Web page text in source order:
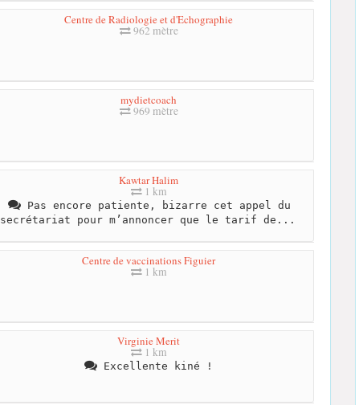
Centre de Radiologie et d'Echographie
962 mètre
mydietcoach
969 mètre
Kawtar Halim
1 km
Pas encore patiente, bizarre cet appel du
secrétariat pour m’annoncer que le tarif de...
Centre de vaccinations Figuier
1 km
Virginie Merit
1 km
Excellente kiné !